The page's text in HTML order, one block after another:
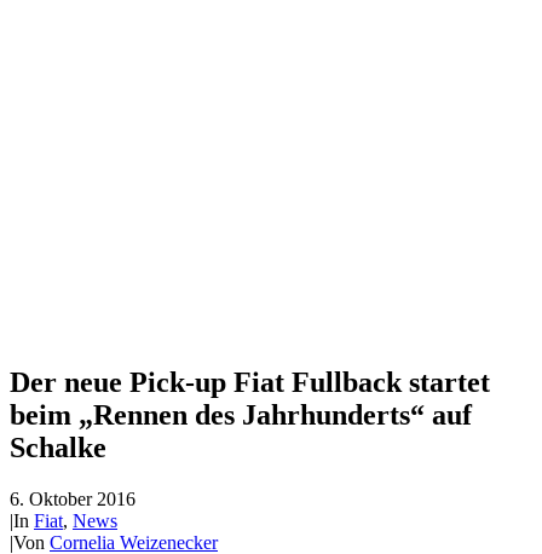
Der neue Pick-up Fiat Fullback startet
beim „Rennen des Jahrhunderts“ auf
Schalke
6. Oktober 2016
|In Fiat, News
|Von Cornelia Weizenecker